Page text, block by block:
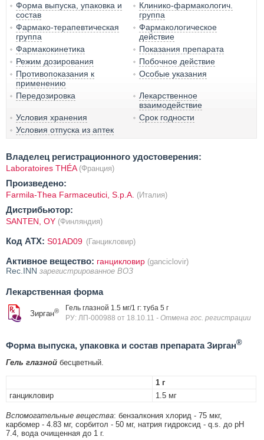
Форма выпуска, упаковка и
состав
Клинико-фармакологич.
группа
Фармако-терапевтическая
группа
Фармакологическое
действие
Фармакокинетика
Показания препарата
Режим дозирования
Побочное действие
Противопоказания к
применению
Особые указания
Передозировка
Лекарственное
взаимодействие
Условия хранения
Срок годности
Условия отпуска из аптек
Владелец регистрационного удостоверения:
Laboratoires THÉA (Франция)
Произведено:
Farmila-Thea Farmaceutici, S.p.A. (Италия)
Дистрибьютор:
SANTEN, OY (Финляндия)
Код ATX: S01AD09 (Ганцикловир)
Активное вещество: ганцикловир (ganciclovir)
Rec.INN зарегистрированное ВОЗ
Лекарственная форма
Зирган®
Гель глазной 1.5 мг/1 г: туба 5 г
РУ: ЛП-000988 от 18.10.11 - Отмена гос. регистрации
Форма выпуска, упаковка и состав препарата Зирган®
Гель глазной бесцветный.
1 г
ганцикловир
1.5 мг
Вспомогательные вещества: бензалкония хлорид - 75 мкг,
карбомер - 4.83 мг, сорбитол - 50 мг, натрия гидроксид - q.s. до рН
7.4, вода очищенная до 1 г.